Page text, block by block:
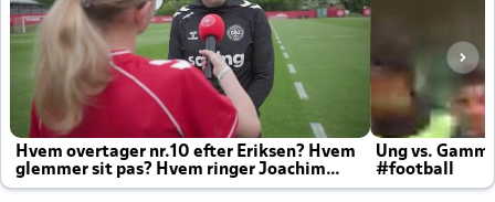
Hvem overtager nr.10 efter Eriksen? Hvem
glemmer sit pas? Hvem ringer Joachim
altid til efter kampe?
Ung vs.
#football